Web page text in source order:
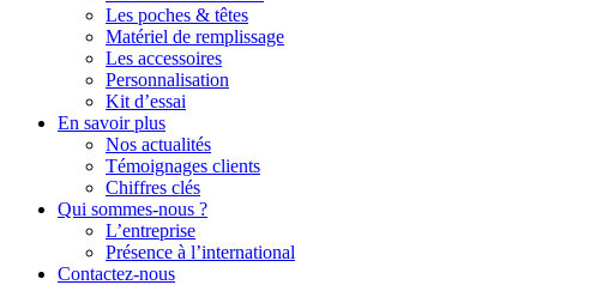
Les poches & têtes
Matériel de remplissage
Les accessoires
Personnalisation
Kit d’essai
En savoir plus
Nos actualités
Témoignages clients
Chiffres clés
Qui sommes-nous ?
L’entreprise
Présence à l’international
Contactez-nous